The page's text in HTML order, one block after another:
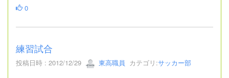
0
練習試合
投稿日時 : 2012/12/29 東高職員 カテゴリ:サッカー部